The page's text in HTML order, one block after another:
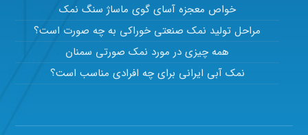
خواص معجزه آسای گوی ماساژ سنگ نمک
مراحل تولید نمک صنعتی خوراکی به چه صورت است؟
همه چیزی در مورد نمک صورتی سمنان
نمک آبی ایرانی برای چه افرادی مناسب است؟